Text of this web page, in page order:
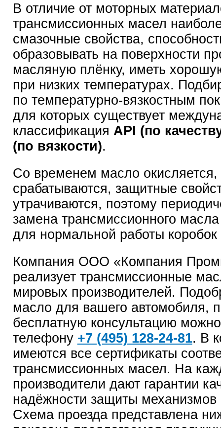
В отличие от моторных
трансмиссионных масел
смазочные свойства,
образовывать на поверхности
масляную плёнку, иметь
при низких температурах.
по температурно-вязкостным
для которых существует
классификация API (по
(по вязкости).
Со временем масло окисляется,
срабатываются, защитные
утрачиваются, поэтому
замена трансмиссионного
для нормальной работы коробок
Компания ООО «Компания
реализует трансмиссионные
мировых производителей.
масло для вашего автомобиля,
бесплатную консультацию
телефону +7 (495) 128-24-81. В
имеются все сертификаты
трансмиссионных масел. На
производители дают гарантии
надёжности защиты механизмов
Схема проезда представлена